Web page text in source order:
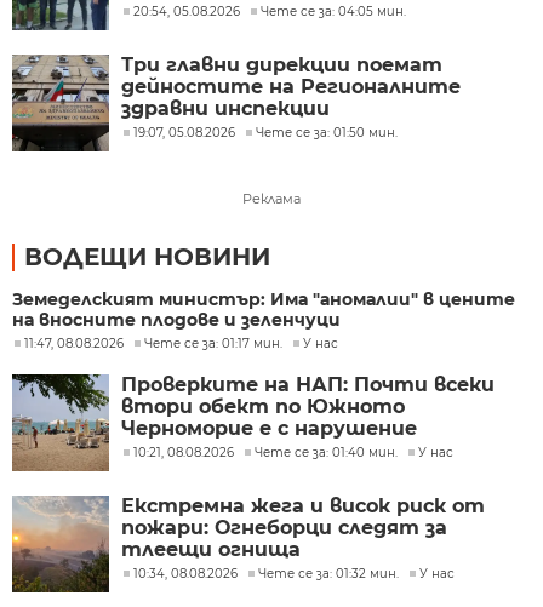
20:54, 05.08.2026 Чете се за: 04:05 мин.
Три главни дирекции поемат
дейностите на Регионалните
здравни инспекции
19:07, 05.08.2026 Чете се за: 01:50 мин.
Реклама
ВОДЕЩИ НОВИНИ
Земеделският министър: Има "аномалии" в цените
на вносните плодове и зеленчуци
11:47, 08.08.2026 Чете се за: 01:17 мин. У нас
Проверките на НАП: Почти всеки
втори обект по Южното
Черноморие е с нарушение
10:21, 08.08.2026 Чете се за: 01:40 мин. У нас
Екстремна жега и висок риск от
пожари: Огнеборци следят за
тлеещи огнища
10:34, 08.08.2026 Чете се за: 01:32 мин. У нас